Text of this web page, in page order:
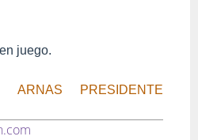
juego.
ARNAS PRESIDENTE